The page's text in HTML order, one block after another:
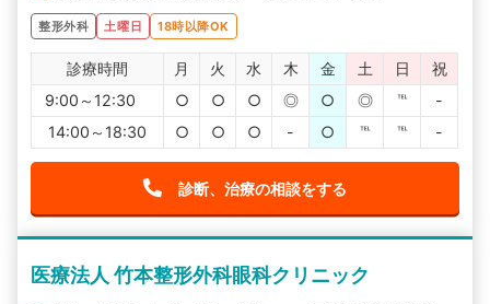
整形外科 土曜日 18時以降OK
診療時間 月 火 水 木 金 土 日
祝
9:00～12:30
○ ○ ○ ◎ ○ ◎ ℡
-
14:00～18:30
○ ○ ○ - ○ ℡ ℡ -
診断、治療の相談をする
医療法人 竹本整形外科眼科クリニック